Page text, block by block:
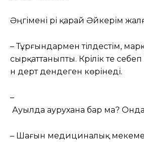
Әңгімені әрі қарай Әйкерім
– Тұрғындармен тілдестім,
сырқаттаныпты. Кәрілік те
н дерт дендеген көрінеді.
–
Ауылда аурухана бар ма?
– Шағын медициналық мекеме